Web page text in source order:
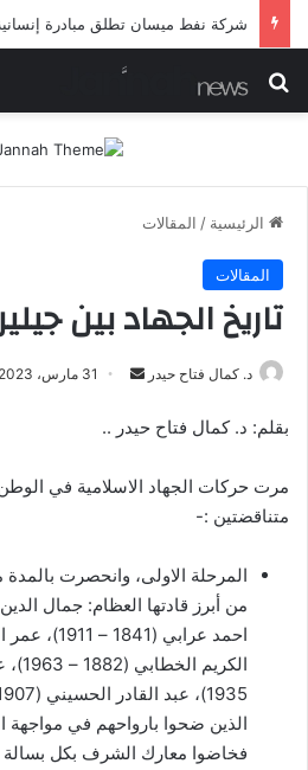
بحث عن
الرئيسية / المقالات
المقالات
تاريخ الجهاد بين
د. كمال فتاح حيدر
أرسل
إلكترونيا
31 مارس، 2023
بقلم: د. كمال فتاح حيدر ..
مرت حركات الجهاد الاسلامية في
متناقضتين :-
الذين ضحوا بارواحهم في مواجهة
فخاضوا معارك الشرف بكل بسالة